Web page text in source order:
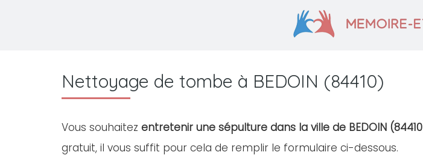
Nettoyage de tombe à BEDOIN (84410)
Vous souhaitez entretenir une sépulture dans la ville de BEDOIN
gratuit, il vous suffit pour cela de remplir le formulaire ci-dessous.